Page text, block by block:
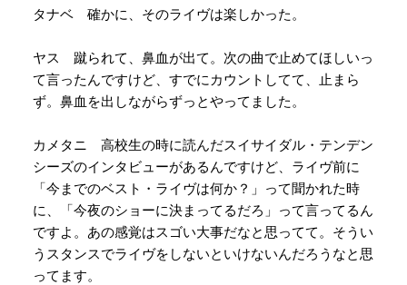
タナベ 確かに、そのライヴは楽しかった。
ヤス 蹴られて、鼻血が出て。次の曲で止めてほしいっ
て言ったんですけど、すでにカウントしてて、止まら
ず。鼻血を出しながらずっとやってました。
カメタニ 高校生の時に読んだスイサイダル・テンデン
シーズのインタビューがあるんですけど、ライヴ前に
「今までのベスト・ライヴは何か？」って聞かれた時
に、「今夜のショーに決まってるだろ」って言ってるん
ですよ。あの感覚はスゴい大事だなと思ってて。そうい
うスタンスでライヴをしないといけないんだろうなと思
ってます。